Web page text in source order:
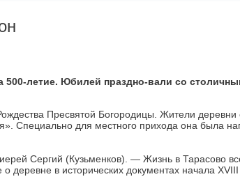
500-летие. Юбилей праздно-вали со
Пресвятой Богородицы. Жители деревни
Специально для местного прихода она была
Сергий (Кузьменков). — Жизнь в Тарасово
в исторических документах начала XVIII